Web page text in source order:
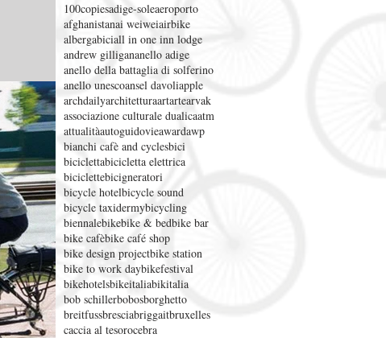
100copiesadige-soleaeroporto
afghanistanai weiweiairbike
albergabiciall in one inn lodge
andrew gilligananello adige
anello della battaglia di solferino
anello unescoansel davoliapple
archdailyarchitetturaartartearvak
associazione culturale dualicaatm
attualitàautoguidovieawardawp
bianchi cafè and cyclesbici
biciclettabicicletta elettrica
biciclettebicigneratori
bicycle hotelbicycle sound
bicycle taxidermybicycling
biennalebikebike & bedbike bar
bike cafèbike café shop
bike design projectbike station
bike to work daybikefestival
bikehotelsbikeitaliabikitalia
bob schillerbobosborghetto
breitfussbresciabriggaitbruxelles
caccia al tesorocebra